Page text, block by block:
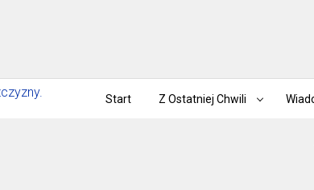
Start Z Ostatniej Chwili